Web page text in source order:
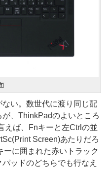
い。数世代に渡り同じ配
、ThinkPadのよいところ
えば、Fnキーと左Ctrlの並
Screen)あたりだろ
ーに囲まれた赤いトラック
ッドのどちらでも行なえ